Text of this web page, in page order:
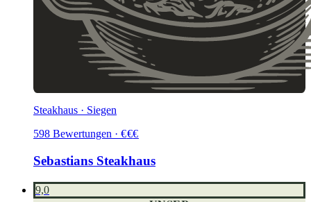
Steakhaus · Siegen
598 Bewertungen · €€€
Sebastians Steakhaus
9,0